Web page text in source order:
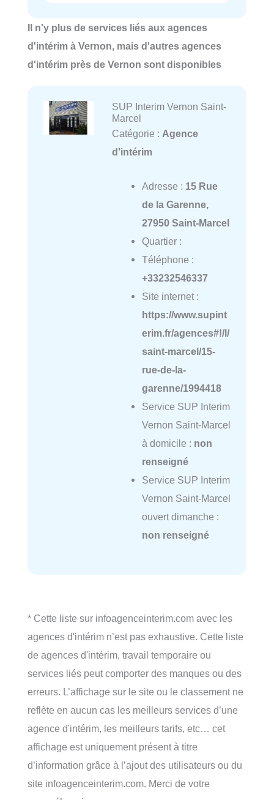
Il n'y plus de services liés aux agences
d'intérim à Vernon, mais d'autres agences
d'intérim près de Vernon sont disponibles
SUP Interim Vernon Saint-
Marcel
Catégorie : Agence
d'intérim
Adresse : 15 Rue
de la Garenne,
27950 Saint-Marcel
Quartier :
Téléphone :
+33232546337
Site internet :
https://www.supint
erim.fr/agences#!/l/
saint-marcel/15-
rue-de-la-
garenne/1994418
Service SUP Interim
Vernon Saint-Marcel
à domicile : non
renseigné
Service SUP Interim
Vernon Saint-Marcel
ouvert dimanche :
non renseigné
* Cette liste sur infoagenceinterim.com avec les
agences d'intérim n’est pas exhaustive. Cette liste
de agences d'intérim, travail temporaire ou
services liés peut comporter des manques ou des
erreurs. L’affichage sur le site ou le classement ne
reflète en aucun cas les meilleurs services d’une
agence d'intérim, les meilleurs tarifs, etc… cet
affichage est uniquement présent à titre
d’information grâce à l’ajout des utilisateurs ou du
site infoagenceinterim.com. Merci de votre